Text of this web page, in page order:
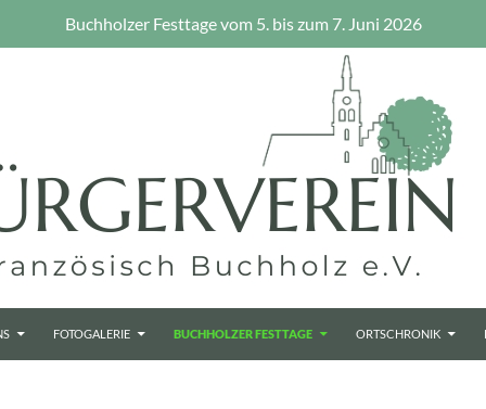
Buchholzer Festtage vom 5. bis zum 7. Juni 2026
FOTOGALERIE BUCHHOLZER FESTTAGE ORTSCHRONIK